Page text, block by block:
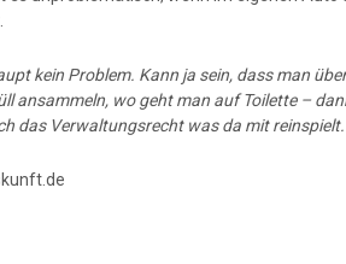
kein Problem. Kann ja sein, dass man
ansammeln, wo geht man auf Toilette –
das Verwaltungsrecht was da mit